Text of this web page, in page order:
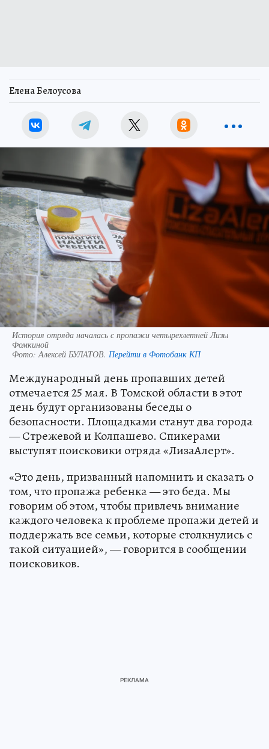
Елена Белоусова
История отряда началась с пропажи четырехлетней Лизы
Фомкиной
Фото:Алексей БУЛАТОВ. Перейти в Фотобанк КП
Международный день пропавших детей
отмечается 25 мая. В Томской области в этот
день будут организованы беседы о
безопасности. Площадками станут два города
— Стрежевой и Колпашево. Спикерами
выступят поисковики отряда «ЛизаАлерт».
«Это день, призванный напомнить и сказать о
том, что пропажа ребенка — это беда. Мы
говорим об этом, чтобы привлечь внимание
каждого человека к проблеме пропажи детей и
поддержать все семьи, которые столкнулись с
такой ситуацией», — говорится в сообщении
поисковиков.